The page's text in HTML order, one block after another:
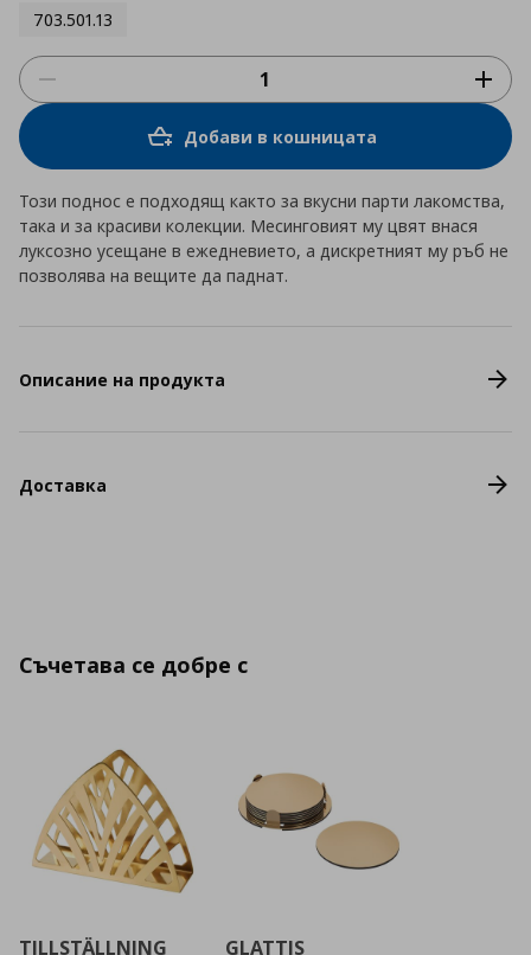
703.501.13
Добави в кошницата
Този поднос е подходящ както за вкусни парти лакомства,
така и за красиви колекции. Месинговият му цвят внася
луксозно усещане в ежедневието, а дискретният му ръб не
позволява на вещите да паднат.
Описание на продукта
Доставка
Съчетава се добре с
TILLSTÄLLNING
GLATTIS